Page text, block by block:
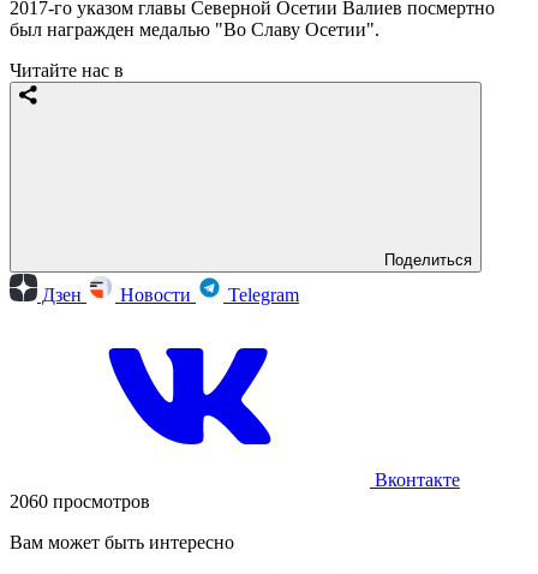
2017-го указом главы Северной Осетии Валиев посмертно
был награжден медалью "Во Славу Осетии".
Читайте нас в
Поделиться
Дзен Новости Telegram
Вконтакте
2060 просмотров
Вам может быть интересно